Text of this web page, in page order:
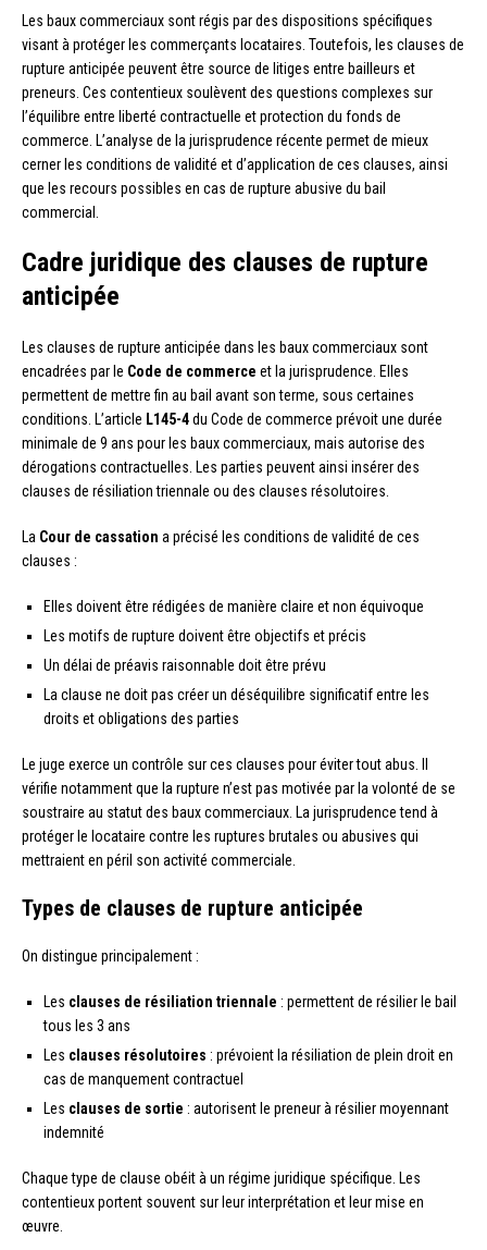
Les baux commerciaux sont régis par des dispositions spécifiques
visant à protéger les commerçants locataires. Toutefois, les clauses de
rupture anticipée peuvent être source de litiges entre bailleurs et
preneurs. Ces contentieux soulèvent des questions complexes sur
l’équilibre entre liberté contractuelle et protection du fonds de
commerce. L’analyse de la jurisprudence récente permet de mieux
cerner les conditions de validité et d’application de ces clauses, ainsi
que les recours possibles en cas de rupture abusive du bail
commercial.
Cadre juridique des clauses de rupture
anticipée
Les clauses de rupture anticipée dans les baux commerciaux sont
encadrées par le Code de commerce et la jurisprudence. Elles
permettent de mettre fin au bail avant son terme, sous certaines
conditions. L’article L145-4du Code de commerce prévoit une durée
minimale de 9 ans pour les baux commerciaux, mais autorise des
dérogations contractuelles. Les parties peuvent ainsi insérer des
clauses de résiliation triennale ou des clauses résolutoires.
La Cour de cassation a précisé les conditions de validité de ces
clauses :
Elles doivent être rédigées de manière claire et non équivoque
Les motifs de rupture doivent être objectifs et précis
Un délai de préavis raisonnable doit être prévu
La clause ne doit pas créer un déséquilibre significatif entre les
droits et obligations des parties
Le juge exerce un contrôle sur ces clauses pour éviter tout abus. Il
vérifie notamment que la rupture n’est pas motivée par la volonté de se
soustraire au statut des baux commerciaux. La jurisprudence tend à
protéger le locataire contre les ruptures brutales ou abusives qui
mettraient en péril son activité commerciale.
Types de clauses de rupture anticipée
On distingue principalement :
Les clauses de résiliation triennale : permettent de résilier le bail
tous les 3 ans
Les clauses résolutoires : prévoient la résiliation de plein droit en
cas de manquement contractuel
Les clauses de sortie : autorisent le preneur à résilier moyennant
indemnité
Chaque type de clause obéit à un régime juridique spécifique. Les
contentieux portent souvent sur leur interprétation et leur mise en
œuvre.